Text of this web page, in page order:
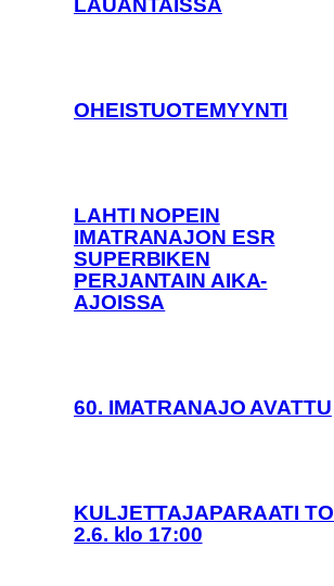
LAUANTAISSA
OHEISTUOTEMYYNTI
LAHTI NOPEIN
IMATRANAJON ESR
SUPERBIKEN
PERJANTAIN AIKA-
AJOISSA
60. IMATRANAJO AVATTU
KULJETTAJAPARAATI TO
2.6. klo 17:00